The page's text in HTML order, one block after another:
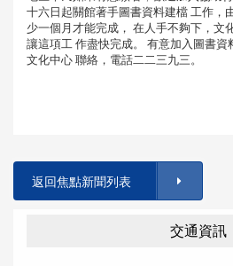
十六日起關館著手圖書資料建檔 工作，
少一個月才能完成， 在人手不夠下，文
讓這項工 作盡快完成。 有意加入圖書
文化中心 聯絡，電話二二三九三。
返回焦點新聞列表
交通資訊